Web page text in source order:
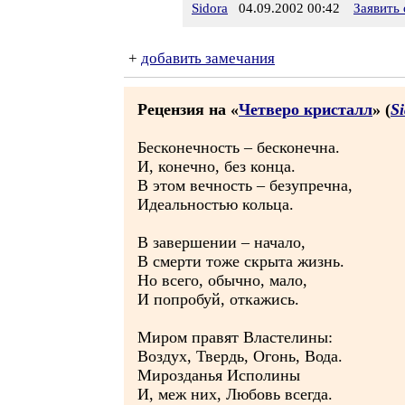
Sidora 04.09.2002 00:42
+ добавить замечания
Рецензия на «Четверо кристалл» (
Бесконечность – бесконечна.
И, конечно, без конца.
В этом вечность – безупречна,
Идеальностью кольца.
В завершении – начало,
В смерти тоже скрыта жизнь.
Но всего, обычно, мало,
И попробуй, откажись.
Миром правят Властелины:
Воздух, Твердь, Огонь, Вода.
Мирозданья Исполины
И, меж них, Любовь всегда.